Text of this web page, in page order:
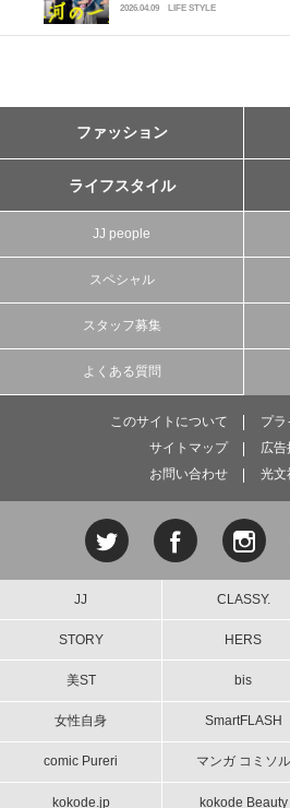
2026.04.09 LIFE STYLE
ファッション
ライフスタイル
JJ people
スペシャル
スタッフ募集
よくある質問
このサイトについて
プラ
サイトマップ
広告
お問い合わせ
光文
JJ CLASSY.
STORY HERS
美ST bis
女性自身 SmartFLASH
comic Pureri マンガ コミソル
kokode.jp kokode Beauty